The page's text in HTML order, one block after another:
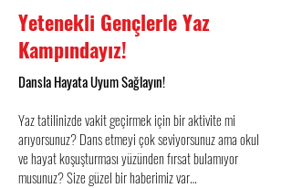
Yetenekli Gençlerle Yaz
Kampındayız!
Dansla Hayata Uyum Sağlayın!
Yaz tatilinizde vakit geçirmek için bir aktivite mi
arıyorsunuz? Dans etmeyi çok seviyorsunuz ama okul
ve hayat koşuşturması yüzünden fırsat bulamıyor
musunuz? Size güzel bir haberimiz var…